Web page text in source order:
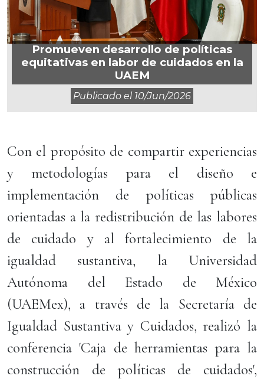
Promueven desarrollo de políticas
equitativas en labor de cuidados en la
UAEM
Publicado el 10/jun/2026
Con el propósito de compartir experiencias
y metodologías para el diseño e
implementación de políticas públicas
orientadas a la redistribución de las labores
de cuidado y al fortalecimiento de la
igualdad sustantiva, la Universidad
Autónoma del Estado de México
(UAEMex), a través de la Secretaría de
Igualdad Sustantiva y Cuidados, realizó la
conferencia 'Caja de herramientas para la
construcción de políticas de cuidados',